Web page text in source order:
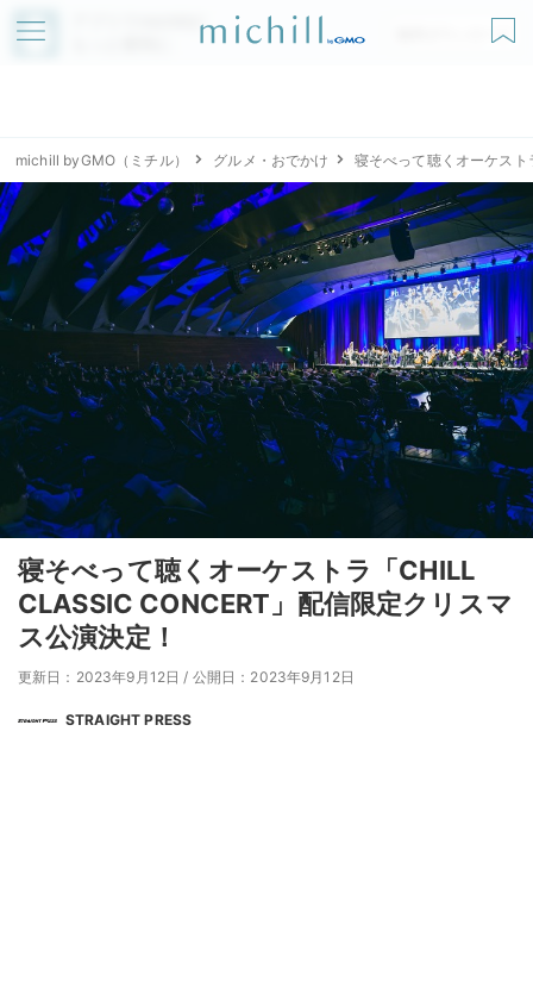
アプリでmichillが
無料ダウンロード
michill byGMO（ミチル） グルメ・おでかけ 寝そべって聴くオーケス
寝そべって聴くオーケストラ「CHILL
CLASSIC CONCERT」配信限定クリスマ
ス公演決定！
更新日：2023年9月12日 / 公開日：2023年9月12日
STRAIGHT PRESS